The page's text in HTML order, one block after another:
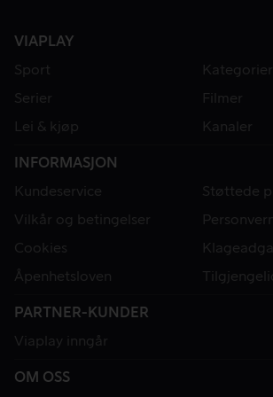
VIAPLAY
Sport
Kategorier
Serier
Filmer
Lei & kjøp
Kanaler
INFORMASJON
Kundeservice
Støttede
Vilkår og betingelser
Cookies
Åpenhetsloven
PARTNER-KUNDER
Viaplay inngår
OM OSS